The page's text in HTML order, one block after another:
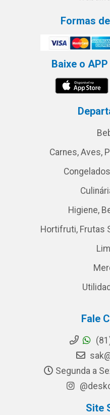
Formas
Baixe o
Carnes, Aves,
Higiene,
Hortifruti, Frutas
Fale
Segunda a
Site